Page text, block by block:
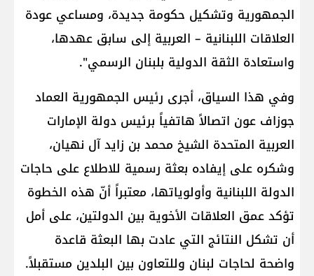
الجمهورية وتشكيل حكومة جديدة، ومساعي عودة
العلاقات اللبنانية – العربية إلى سابق عهدها،
واستعادة الثقة الدولية بلبنان الرسمي".
وفي هذا السياق، أجرى رئيس الجمهورية العماد
جوزاف عون اتصالاً هاتفياً برئيس دولة الإمارات
العربية المتحدة الشيخ محمد بن زايد آل نهيان،
وشكره على إيفاده بعثة رسمية للاطلاع على حاجات
الدولة اللبنانية وأولوياتها، معتبراً أنّ هذه الخطوة
تؤكد عمق العلاقات الأخوية بين الدولتين، على أمل
أن تشكل النتائج التي عادت بها البعثة قاعدة
واضحة لحاجات لبنان وللتعاون بين البلدين مستقبلاً.